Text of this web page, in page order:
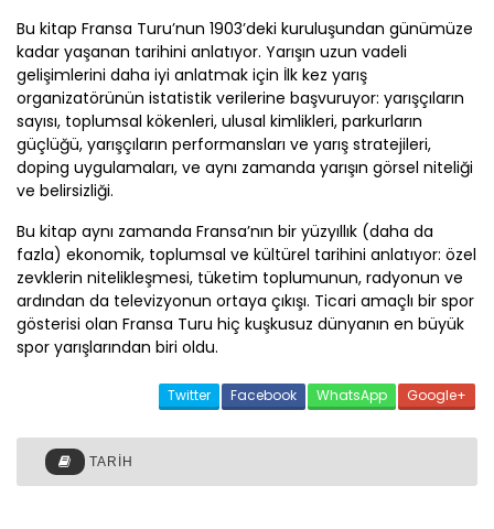
Bu kitap Fransa Turu’nun 1903’deki kuruluşundan günümüze
kadar yaşanan tarihini anlatıyor. Yarışın uzun vadeli
gelişimlerini daha iyi anlatmak için İlk kez yarış
organizatörünün istatistik verilerine başvuruyor: yarışçıların
sayısı, toplumsal kökenleri, ulusal kimlikleri, parkurların
güçlüğü, yarışçıların performansları ve yarış stratejileri,
doping uygulamaları, ve aynı zamanda yarışın görsel niteliği
ve belirsizliği.
Bu kitap aynı zamanda Fransa’nın bir yüzyıllık (daha da
fazla) ekonomik, toplumsal ve kültürel tarihini anlatıyor: özel
zevklerin nitelikleşmesi, tüketim toplumunun, radyonun ve
ardından da televizyonun ortaya çıkışı. Ticari amaçlı bir spor
gösterisi olan Fransa Turu hiç kuşkusuz dünyanın en büyük
spor yarışlarından biri oldu.
Twitter Facebook WhatsApp Google+
TARIH